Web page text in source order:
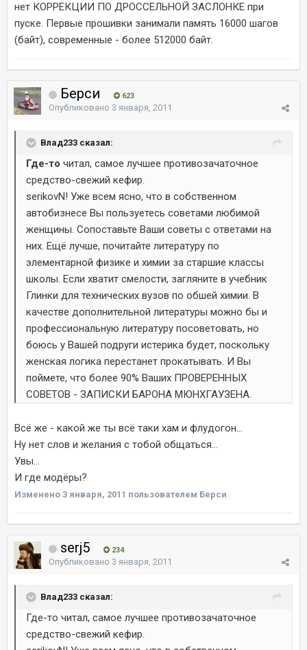
нет КОРРЕКЦИИ ПО ДРОССЕЛЬНОЙ ЗАСЛОНКЕ при
пуске. Первые прошивки занимали память 16000 шагов
(байт), современные - более 512000 байт.
Берси 623
Опубликовано 3 января, 2011
Влад233 сказал:
Где-то читал, самое лучшее противозачаточное
средство-свежий кефир.
serikovN! Уже всем ясно, что в собственном
автобизнесе Вы пользуетесь советами любимой
женщины. Сопоставьте Ваши советы с ответами на
них. Ещё лучше, почитайте литературу по
элементарной физике и химии за старшие классы
школы. Если хватит смелости, загляните в учебник
Глинки для технических вузов по обшей химии. В
качестве дополнительной литературы можно бы и
профессиональную литературу посоветовать, но
боюсь у Вашей подруги истерика будет, поскольку
женская логика перестанет прокатывать. И Вы
поймете, что более 90% Ваших ПРОВЕРЕННЫХ
СОВЕТОВ - ЗАПИСКИ БАРОНА МЮНХГАУЗЕНА.
Всё же - какой же ты всё таки хам и флудогон...
Ну нет слов и желания с тобой общаться...
Увы...
И где модёры?
Изменено 3 января, 2011 пользователем Берси
serj5 234
Опубликовано 3 января, 2011
Влад233 сказал:
Где-то читал, самое лучшее противозачаточное
средство-свежий кефир.